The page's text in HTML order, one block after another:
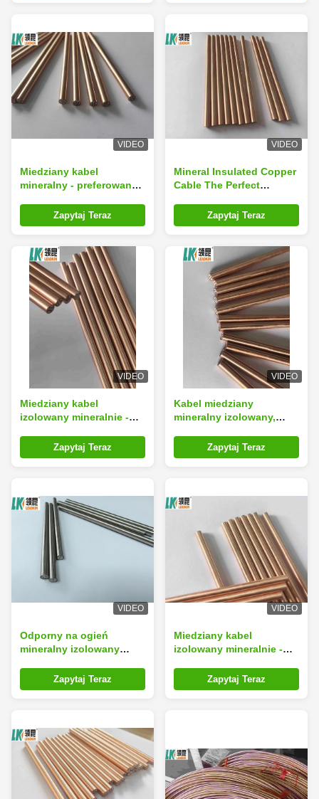
VIDEO
Miedziany kabel
mineralny - preferowany
instalacji elektrycznych
Zapytaj Teraz
VIDEO
Mineral Insulated Copper
Cable The Perfect
Performance Industrial
Wiring Needs
Zapytaj Teraz
VIDEO
Miedziany kabel
izolowany mineralnie -
środowisk o wysokiej
temperaturze
Zapytaj Teraz
VIDEO
Kabel miedziany
mineralny izolowany,
trudnych warunków
Zapytaj Teraz
VIDEO
Odporny na ogień
mineralny izolowany
średnicy 6,0 mm i 99,6%
czystości MgO dla
Zapytaj Teraz
VIDEO
Miedziany kabel
izolowany mineralnie -
środowisk o wysokiej
temperaturze
Zapytaj Teraz